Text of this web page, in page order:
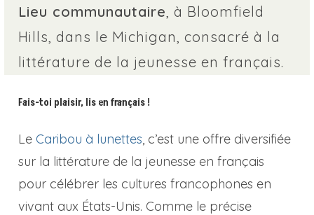
Lieu communautaire, à Bloomfield
Hills, dans le Michigan, consacré à la
littérature de la jeunesse en français.
Fais-toi plaisir, lis en français !
Le Caribou à lunettes, c’est une offre diversifiée
sur la littérature de la jeunesse en français
pour célébrer les cultures francophones en
vivant aux États-Unis. Comme le précise